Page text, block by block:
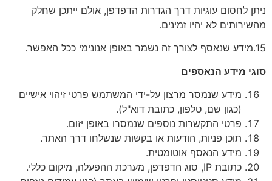
ניתן לחסום עוגיות דרך הגדרות הדפדפן, אולם ייתכן שחלק
מהשירותים לא יהיו זמינים.
15.מידע שנאסף לצורך זה נשמר באופן אנונימי ככל האפשר.
סוגי מידע הנאספים
מידע שנמסר מרצון על-ידי המשתמש פרטי זיהוי אישיים
(כגון שם, טלפון, כתובת דוא"ל).
פרטי התקשרות נוספים שנמסרו באופן יזום.
תוכן פניות, הודעות או בקשות שנשלחו דרך האתר.
מידע הנאסף אוטומטית.
כתובת IP, סוג הדפדפן, מערכת ההפעלה, מיקום כללי.